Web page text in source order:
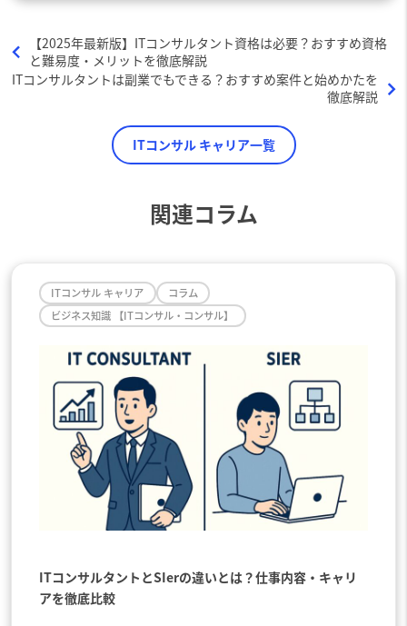
【2025年最新版】ITコンサルタント資格は必要？おすすめ資格
と難易度・メリットを徹底解説
ITコンサルタントは副業でもできる？おすすめ案件と始めかたを
徹底解説
ITコンサル キャリア一覧
関連コラム
ITコンサル キャリア
コラム
ビジネス知識 【ITコンサル・コンサル】
ITコンサルタントとSIerの違いとは？仕事内容・キャリ
アを徹底比較